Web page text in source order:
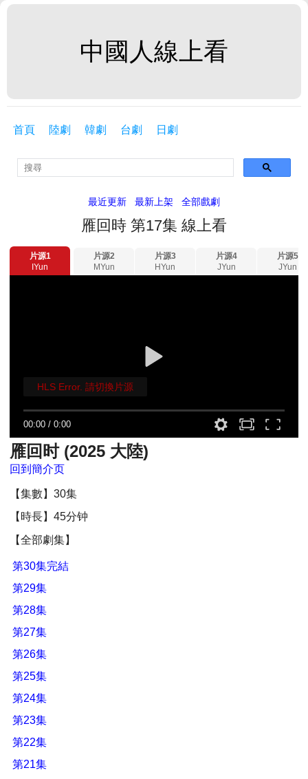
中國人線上看
首頁 陸劇 韓劇 台劇 日劇
最近更新 最新上架 全部戲劇
雁回時 第17集 線上看
片源1
IYun
片源2
MYun
片源3
HYun
片源4
JYun
片源5
JYun
00:00 /0:00
HLS Error. 請切換片源
雁回时 (2025 大陸)
回到簡介页
【集數】30集
【時長】45分钟
【全部劇集】
第30集完結
第29集
第28集
第27集
第26集
第25集
第24集
第23集
第22集
第21集